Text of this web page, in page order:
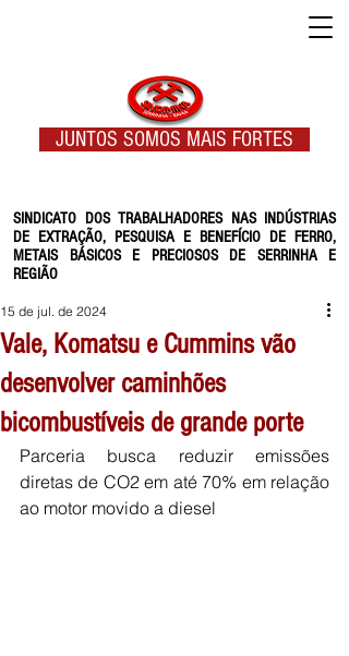
SINDICATO DOS TRABALHADORES NAS INDÚSTRIAS
DE EXTRAÇÃO, PESQUISA E BENEFÍCIO DE FERRO,
METAIS BÁSICOS E PRECIOSOS DE SERRINHA E
REGIÃO
JUNTOS SOMOS MAIS FORTES
Vale, Komatsu e Cummins vão
desenvolver caminhões
bicombustíveis de grande porte
15 de jul. de 2024
Parceria busca reduzir emissões
diretas de CO2 em até 70% em relação
ao motor movido a diesel